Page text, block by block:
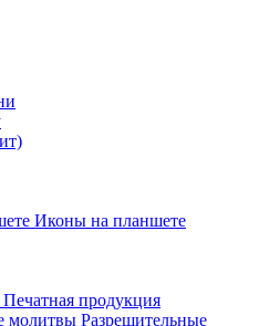
Иконы на планшете
Печатная продукция
Разрешительные